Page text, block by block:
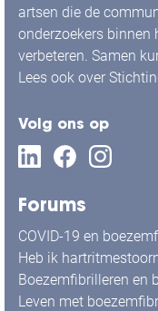
artsen die de
onderzoekers binnen
verbeteren. Samen
Lees ook over
Volg ons op
Forums
COVID-19 en
Heb ik
Boezemfibrilleren en
Leven met